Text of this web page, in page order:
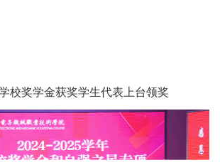
校奖学金获奖学生代表上台领奖